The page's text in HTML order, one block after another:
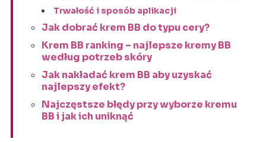
Trwałość i sposób aplikacji
Jak dobrać krem BB do typu cery?
Krem BB ranking – najlepsze kremy BB
według potrzeb skóry
Jak nakładać krem BB aby uzyskać
najlepszy efekt?
Najczęstsze błędy przy wyborze kremu
BB i jak ich uniknąć